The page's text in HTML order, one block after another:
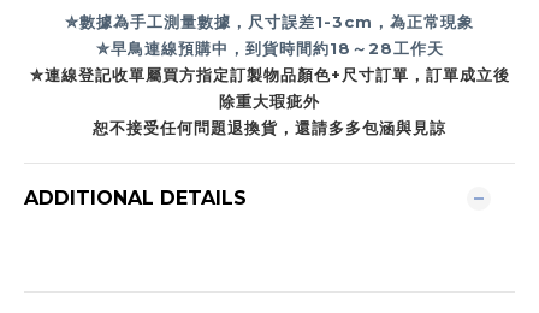
✮數據為手工測量數據，尺寸誤差1-3cm，為正常現象
✮早鳥連線預購中，到貨時間約18 ～28工作天
✮連線登記收單屬買方指定訂製物品顏色+尺寸訂單，訂單成立後
除重大瑕疵外
恕不接受任何問題退換貨，還請多多包涵與見諒
ADDITIONAL DETAILS